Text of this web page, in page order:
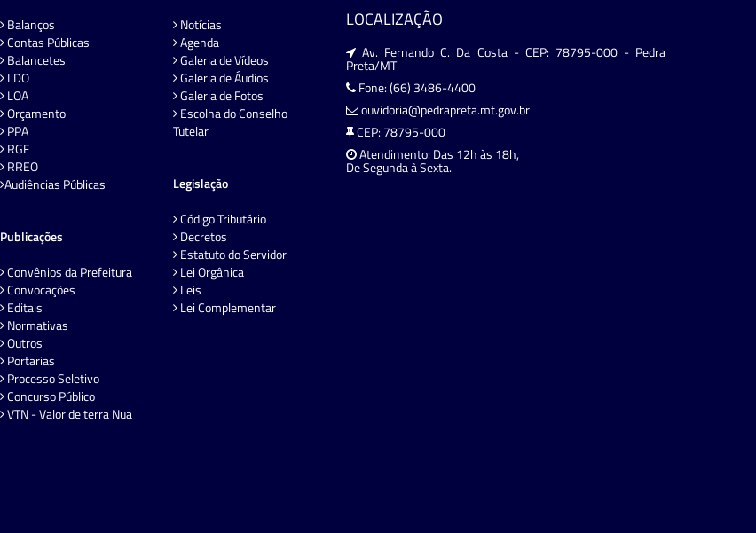
Balanços
Contas Públicas
Balancetes
LDO
LOA
Orçamento
PPA
RGF
RREO
Audiências Públicas
Publicações
Convênios da Prefeitura
Convocações
Editais
Normativas
Outros
Portarias
Processo Seletivo
Concurso Público
VTN - Valor de terra Nua
Notícias
Agenda
Galeria de Vídeos
Galeria de Áudios
Galeria de Fotos
Escolha do Conselho
Tutelar
Legislação
Código Tributário
Decretos
Estatuto do Servidor
Lei Orgânica
Leis
Lei Complementar
LOCALIZAÇÃO
Av. Fernando C. Da Costa - CEP: 78795-000 - Pedra
Preta/MT
Fone: (66) 3486-4400
ouvidoria@pedrapreta.mt.gov.br
CEP: 78795-000
Atendimento: Das 12h às 18h,
De Segunda à Sexta.